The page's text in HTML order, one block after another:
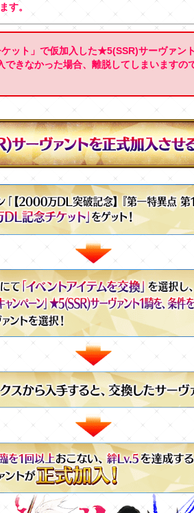
す。
ット」で仮加入した★5(SSR)サーヴァン
できなかった場合、離脱してしまいますの